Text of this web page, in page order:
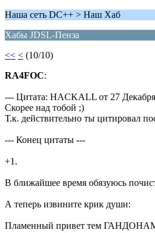
Наша сеть DC++ > Наш Хаб
Хабы JDSL-Пенза
<< < (10/10)
RA4FOC:
--- Цитата: HACKALL от 27
Скорее над тобой ;)
Т.к. действительно ты цитировал
--- Конец цитаты ---
+1.
В ближайшее время обязуюсь
А теперь извините крик души:
Пламенный привет тем ГАНДОНАМ